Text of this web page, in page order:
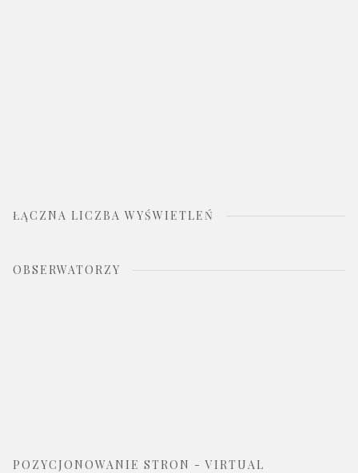
ŁĄCZNA LICZBA WYŚWIETLEŃ
OBSERWATORZY
POZYCJONOWANIE STRON - VIRTUAL